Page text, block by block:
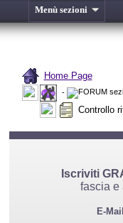
Menù sezioni
Home Page
-
Controllo
Iscriviti
fascia e
E-Mail